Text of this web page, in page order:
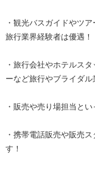
・観光バスガイドやツ
旅行業界経験者は優遇！
・旅行会社やホテルス
ーなど旅行やブライダ
・販売や売り場担当と
・携帯電話販売や販売
す！